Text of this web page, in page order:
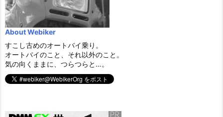
About Webiker
すこし古めのオートバイ乗り。
オートバイのこと、それ以外のこと。
気の向くままに、つらつらと…。